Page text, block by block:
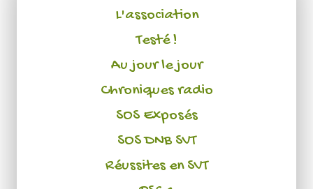
L'association
Testé !
Au jour le jour
Chroniques radio
SOS Exposés
SOS DNB SVT
Réussites en SVT